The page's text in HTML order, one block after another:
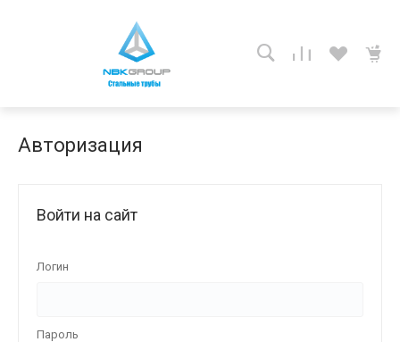
Авторизация
Войти на сайт
Логин
Пароль